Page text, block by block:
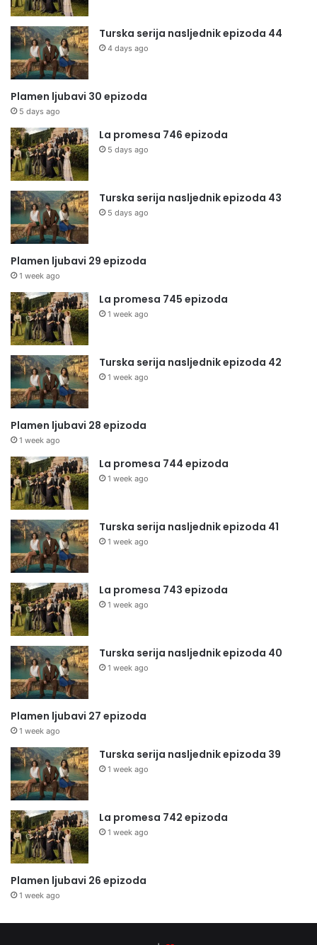
Turska serija nasljednik epizoda 44
4 days ago
Plamen ljubavi 30 epizoda
5 days ago
La promesa 746 epizoda
5 days ago
Turska serija nasljednik epizoda 43
5 days ago
Plamen ljubavi 29 epizoda
1 week ago
La promesa 745 epizoda
1 week ago
Turska serija nasljednik epizoda 42
1 week ago
Plamen ljubavi 28 epizoda
1 week ago
La promesa 744 epizoda
1 week ago
Turska serija nasljednik epizoda 41
1 week ago
La promesa 743 epizoda
1 week ago
Turska serija nasljednik epizoda 40
1 week ago
Plamen ljubavi 27 epizoda
1 week ago
Turska serija nasljednik epizoda 39
1 week ago
La promesa 742 epizoda
1 week ago
Plamen ljubavi 26 epizoda
1 week ago